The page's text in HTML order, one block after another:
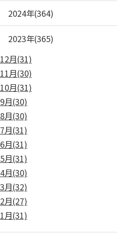
2024年(364)
2023年(365)
12月(31)
11月(30)
10月(31)
9月(30)
8月(30)
7月(31)
6月(31)
5月(31)
4月(30)
3月(32)
2月(27)
1月(31)